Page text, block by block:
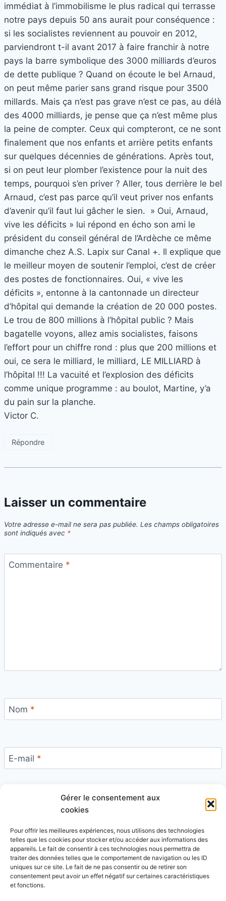
Gérer le consentement aux
cookies
Pour offrir les meilleures expériences, nous utilisons des technologies
telles que les cookies pour stocker et/ou accéder aux informations des
appareils. Le fait de consentir à ces technologies nous permettra de
traiter des données telles que le comportement de navigation ou les ID
uniques sur ce site. Le fait de ne pas consentir ou de retirer son
consentement peut avoir un effet négatif sur certaines caractéristiques
et fonctions.
immédiat à l’immobilisme le plus radical qui terrasse
notre pays depuis 50 ans aurait pour conséquence :
si les socialistes reviennent au pouvoir en 2012,
parviendront t-il avant 2017 à faire franchir à notre
pays la barre symbolique des 3000 milliards d’euros
de dette publique ? Quand on écoute le bel Arnaud,
on peut même parier sans grand risque pour 3500
millards. Mais ça n’est pas grave n’est ce pas, au délà
des 4000 milliards, je pense que ça n’est même plus
la peine de compter. Ceux qui compteront, ce ne sont
finalement que nos enfants et arrière petits enfants
sur quelques décennies de générations. Après tout,
si on peut leur plomber l’existence pour la nuit des
temps, pourquoi s’en priver ? Aller, tous derrière le bel
Arnaud, c’est pas parce qu’il veut priver nos enfants
d’avenir qu’il faut lui gâcher le sien. » Oui, Arnaud,
vive les déficits » lui répond en écho son ami le
président du conseil général de l’Ardèche ce même
dimanche chez A.S. Lapix sur Canal +. Il explique que
le meilleur moyen de soutenir l’emploi, c’est de créer
des postes de fonctionnaires. Oui, « vive les
déficits », entonne à la cantonnade un directeur
d’hôpital qui demande la création de 20 000 postes.
Le trou de 800 millions à l’hôpital public ? Mais
bagatelle voyons, allez amis socialistes, faisons
l’effort pour un chiffre rond : plus que 200 millions et
oui, ce sera le milliard, le milliard, LE MILLIARD à
l’hôpital !!! La vacuité et l’explosion des déficits
comme unique programme : au boulot, Martine, y’a
du pain sur la planche.
Victor C.
Répondre
Laisser un commentaire
Votre adresse e-mail ne sera pas publiée. Les champs obligatoires
sont indiqués avec *
Commentaire *
Nom *
E-mail *
Ce site utilise Akismet pour réduire les indésirables.
En savoir plus sur la façon dont les données de vos